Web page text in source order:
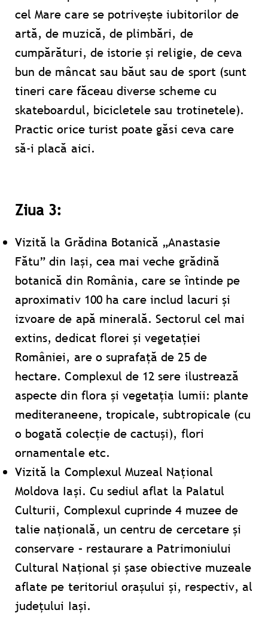
cel Mare care se potrivește iubitorilor de
artă, de muzică, de plimbări, de
cumpărături, de istorie și religie, de ceva
bun de mâncat sau băut sau de sport (sunt
tineri care făceau diverse scheme cu
skateboardul, bicicletele sau trotinetele).
Practic orice turist poate găsi ceva care
să-i placă aici.
Ziua 3:
Vizită la Grădina Botanică „Anastasie
Fătu” din Iași, cea mai veche grădină
botanică din România, care se întinde pe
aproximativ 100 ha care includ lacuri și
izvoare de apă minerală. Sectorul cel mai
extins, dedicat florei și vegetației
României, are o suprafață de 25 de
hectare. Complexul de 12 sere ilustrează
aspecte din flora și vegetația lumii: plante
mediteraneene, tropicale, subtropicale (cu
o bogată colecție de cactuși), flori
ornamentale etc.
Vizită la Complexul Muzeal Național
Moldova Iași​​. Cu sediul aflat la Palatul
Culturii, Complexul cuprinde 4 muzee de
talie națională, un centru de cercetare și
conservare – restaurare a Patrimoniului
Cultural Național și șase obiective muzeale
aflate pe teritoriul orașului și, respectiv, al
județului Iași.